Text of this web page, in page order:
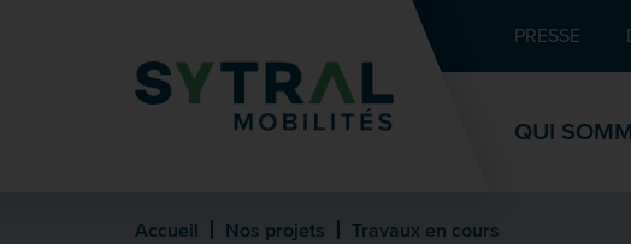
Recherche Pied de
PRESSE
QUI
Accueil Nos projets Travaux en cours